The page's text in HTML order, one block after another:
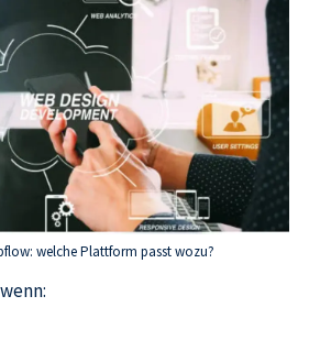
welche Plattform passt wozu?